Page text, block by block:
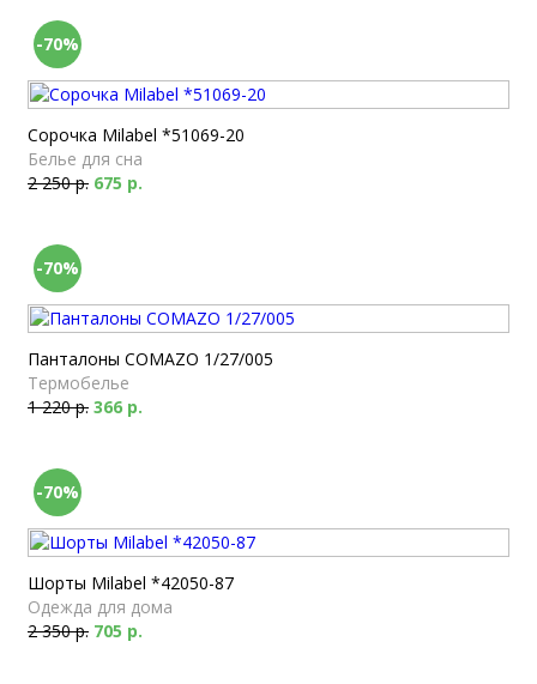
-70%
Сорочка Milabel *51069-20
Белье для сна
2 250 р. 675 р.
-70%
Панталоны COMAZO 1/27/005
Термобелье
1 220 р. 366 р.
-70%
Шорты Milabel *42050-87
Одежда для дома
2 350 р. 705 р.